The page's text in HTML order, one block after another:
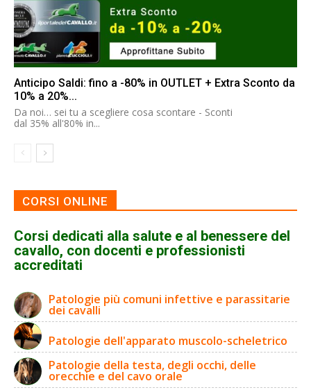
Anticipo Saldi: fino a -80% in OUTLET + Extra Sconto da
10% a 20%...
Da noi… sei tu a scegliere cosa scontare - Sconti
dal 35% all'80% in...
CORSI ONLINE
Corsi dedicati alla salute e al benessere del
cavallo, con docenti e professionisti
accreditati
Patologie più comuni infettive e parassitarie
dei cavalli
Patologie dell'apparato muscolo-scheletrico
Patologie della testa, degli occhi, delle
orecchie e del cavo orale